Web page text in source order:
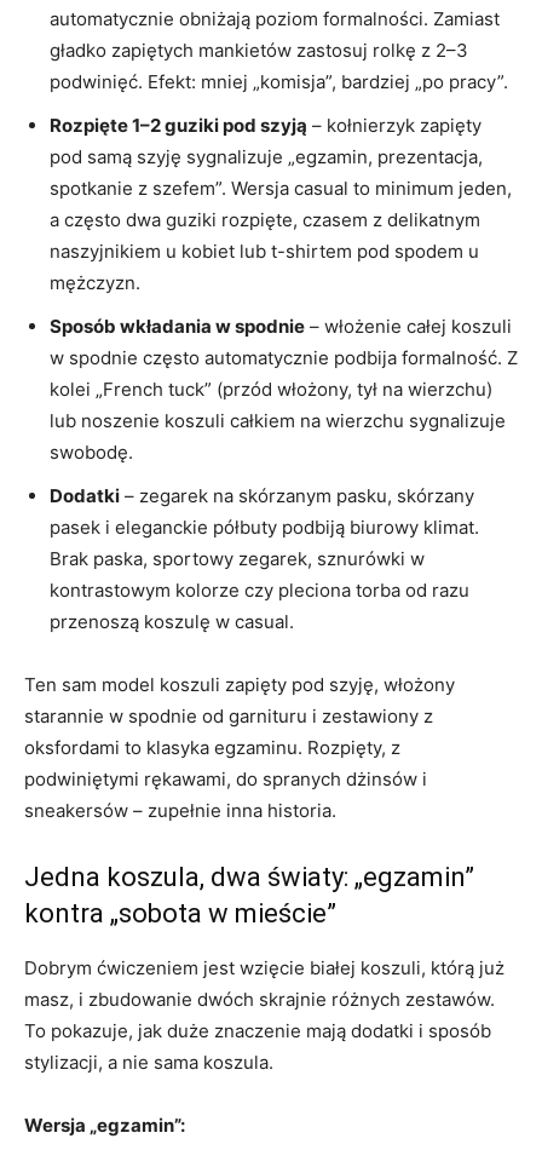
automatycznie obniżają poziom formalności. Zamiast
gładko zapiętych mankietów zastosuj rolkę z 2–3
podwinięć. Efekt: mniej „komisja”, bardziej „po pracy”.
Rozpięte 1–2 guziki pod szyją – kołnierzyk zapięty
pod samą szyję sygnalizuje „egzamin, prezentacja,
spotkanie z szefem”. Wersja casual to minimum jeden,
a często dwa guziki rozpięte, czasem z delikatnym
naszyjnikiem u kobiet lub t-shirtem pod spodem u
mężczyzn.
Sposób wkładania w spodnie – włożenie całej koszuli
w spodnie często automatycznie podbija formalność. Z
kolei „French tuck” (przód włożony, tył na wierzchu)
lub noszenie koszuli całkiem na wierzchu sygnalizuje
swobodę.
Dodatki – zegarek na skórzanym pasku, skórzany
pasek i eleganckie półbuty podbiją biurowy klimat.
Brak paska, sportowy zegarek, sznurówki w
kontrastowym kolorze czy pleciona torba od razu
przenoszą koszulę w casual.
Ten sam model koszuli zapięty pod szyję, włożony
starannie w spodnie od garnituru i zestawiony z
oksfordami to klasyka egzaminu. Rozpięty, z
podwiniętymi rękawami, do spranych dżinsów i
sneakersów – zupełnie inna historia.
Jedna koszula, dwa światy: „egzamin”
kontra „sobota w mieście”
Dobrym ćwiczeniem jest wzięcie białej koszuli, którą już
masz, i zbudowanie dwóch skrajnie różnych zestawów.
To pokazuje, jak duże znaczenie mają dodatki i sposób
stylizacji, a nie sama koszula.
Wersja „egzamin”: